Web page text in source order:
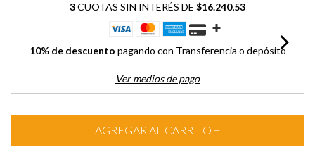
3CUOTAS SIN INTERÉS DE $16.240,53
10% de descuento pagando con Transferencia o depósito
Ver medios de pago